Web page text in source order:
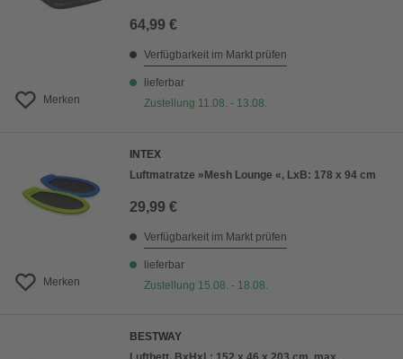
Merken
64,99 €
Verfügbarkeit im Markt prüfen
lieferbar
Zustellung 11.08. - 13.08.
Merken
INTEX
Luftmatratze »Mesh Lounge «, LxB: 178 x 94 cm
29,99 €
Verfügbarkeit im Markt prüfen
lieferbar
Zustellung 15.08. - 18.08.
BESTWAY